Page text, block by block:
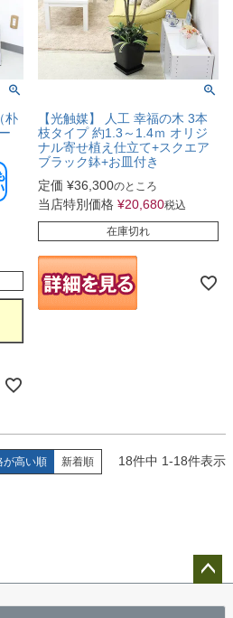
朴
【光触媒】 人工 幸福の木 3本
枝タイプ 約1.3～1.4ｍ オリジ
ナル寄せ植え仕立て+スクエア
ブラック鉢+お皿付き
定価 ¥36,300のところ
当店特別価格 ¥20,680税込
在庫切れ
が高い順 新着順 18件中 1-18件表示